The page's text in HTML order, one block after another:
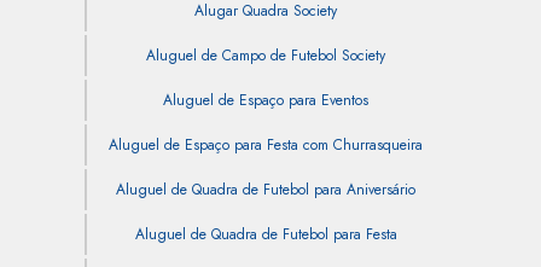
Alugar Quadra Society
Aluguel de Campo de Futebol Society
Aluguel de Espaço para Eventos
Aluguel de Espaço para Festa com Churrasqueira
Aluguel de Quadra de Futebol para Aniversário
Aluguel de Quadra de Futebol para Festa